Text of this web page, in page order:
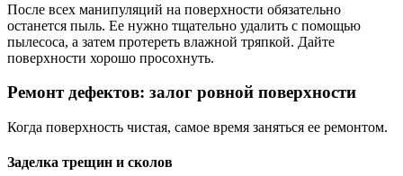
После всех манипуляций на поверхности обязательно
останется пыль. Ее нужно тщательно удалить с помощью
пылесоса, а затем протереть влажной тряпкой. Дайте
поверхности хорошо просохнуть.
Ремонт дефектов: залог ровной поверхности
Когда поверхность чистая, самое время заняться ее ремонтом.
Заделка трещин и сколов